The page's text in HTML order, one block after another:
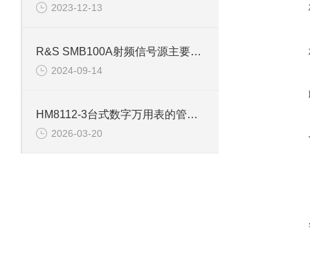
2023-12-13
R&S SMB100A射频信号源主要用于产生稳定和精确的射频信号
2024-09-14
HM8112-3台式数字万用表的管理与使用意义
2026-03-20